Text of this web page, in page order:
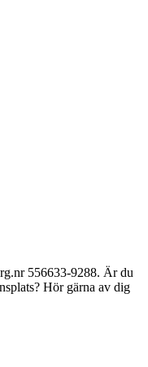
556633-9288. Är du
Hör gärna av dig